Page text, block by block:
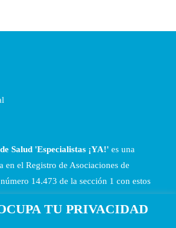
Salud 'Especialistas ¡YA!' es una
en el Registro de Asociaciones de
14.473 de la sección 1 con estos
TU PRIVACIDAD